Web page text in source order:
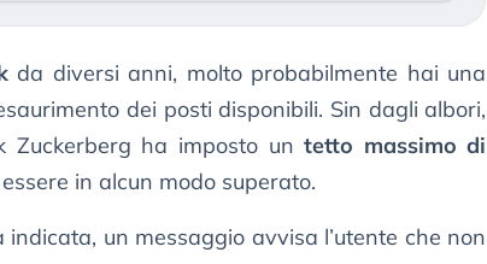
da diversi anni, molto probabilmente hai una
dei posti disponibili. Sin dagli albori,
Zuckerberg ha imposto untetto massimo di
in alcun modo superato.
un messaggio avvisa l’utente che non